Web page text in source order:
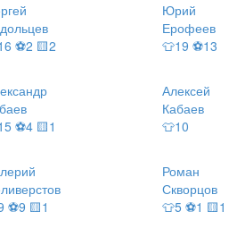
⚽2 🟨2
Юрий
Ерофеев
👕19 ⚽13
⚽4 🟨1
Алексей
Кабаев
👕10
⚽9 🟨1
Роман
Скворцов
👕5 ⚽1 🟨1